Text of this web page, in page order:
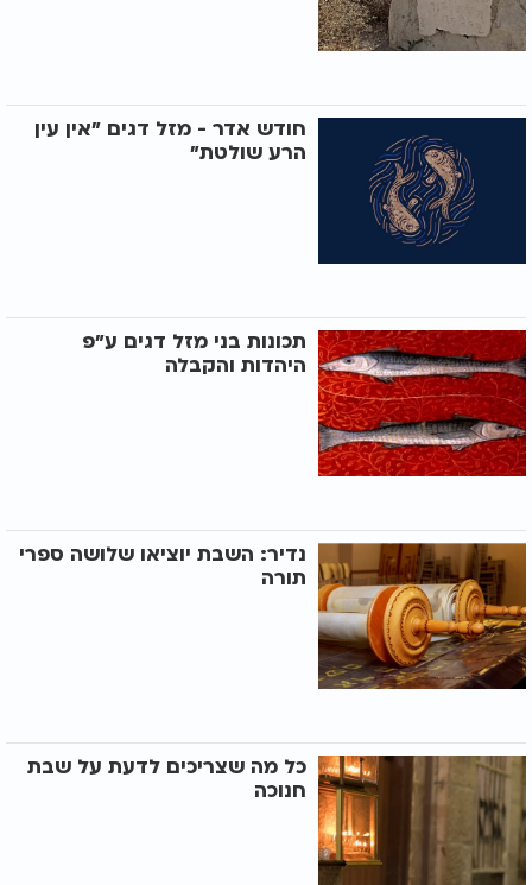
חודש אדר - מזל דגים "אין עין
הרע שולטת"
תכונות בני מזל דגים ע"פ
היהדות והקבלה
נדיר: השבת יוציאו שלושה ספרי
תורה
כל מה שצריכים לדעת על שבת
חנוכה